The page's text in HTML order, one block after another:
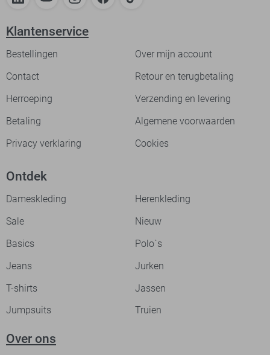
Klantenservice
Bestellingen
Over mijn account
Contact
Retour en terugbetaling
Herroeping
Verzending en levering
Betaling
Algemene voorwaarden
Privacy verklaring
Cookies
Ontdek
Dameskleding
Herenkleding
Sale
Nieuw
Basics
Polo`s
Jeans
Jurken
T-shirts
Jassen
Jumpsuits
Truien
Over ons